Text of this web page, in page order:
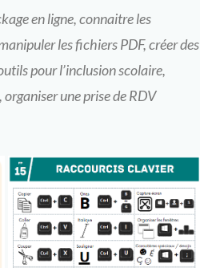
en ligne, connaitre les
les fichiers PDF, créer des
pour l’inclusion scolaire,
une prise de RDV